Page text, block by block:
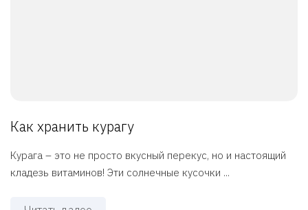
Как хранить курагу
Курага – это не просто вкусный перекус, но и настоящий
кладезь витаминов! Эти солнечные кусочки ...